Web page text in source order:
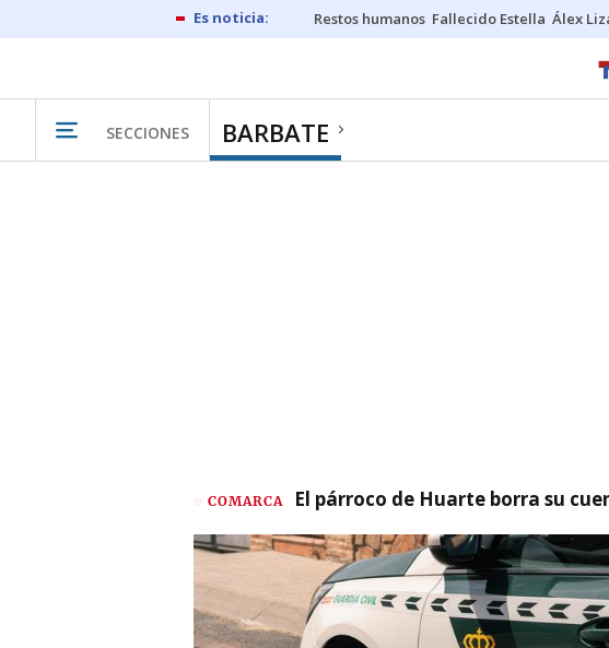
Restos humanos Fallecido Estella Álex
SECCIONES BARBATE
COMARCA El párroco de Huarte borra su